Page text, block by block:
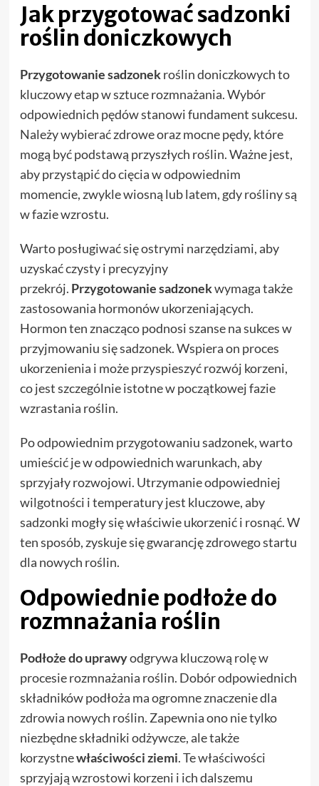
Jak przygotować sadzonki
roślin doniczkowych
Przygotowanie sadzonekroślin doniczkowych to
kluczowy etap w sztuce rozmnażania. Wybór
odpowiednich pędów stanowi fundament sukcesu.
Należy wybierać zdrowe oraz mocne pędy, które
mogą być podstawą przyszłych roślin. Ważne jest,
aby przystąpić do cięcia w odpowiednim
momencie, zwykle wiosną lub latem, gdy rośliny są
w fazie wzrostu.
Warto posługiwać się ostrymi narzędziami, aby
uzyskać czysty i precyzyjny
przekrój. Przygotowanie sadzonekwymaga także
zastosowania hormonów ukorzeniających.
Hormon ten znacząco podnosi szanse na sukces w
przyjmowaniu się sadzonek. Wspiera on proces
ukorzenienia i może przyspieszyć rozwój korzeni,
co jest szczególnie istotne w początkowej fazie
wzrastania roślin.
Po odpowiednim przygotowaniu sadzonek, warto
umieścić je w odpowiednich warunkach, aby
sprzyjały rozwojowi. Utrzymanie odpowiedniej
wilgotności i temperatury jest kluczowe, aby
sadzonki mogły się właściwie ukorzenić i rosnąć. W
ten sposób, zyskuje się gwarancję zdrowego startu
dla nowych roślin.
Odpowiednie podłoże do
rozmnażania roślin
Podłoże do uprawyodgrywa kluczową rolę w
procesie rozmnażania roślin. Dobór odpowiednich
składników podłoża ma ogromne znaczenie dla
zdrowia nowych roślin. Zapewnia ono nie tylko
niezbędne składniki odżywcze, ale także
korzystnewłaściwości ziemi. Te właściwości
sprzyjają wzrostowi korzeni i ich dalszemu